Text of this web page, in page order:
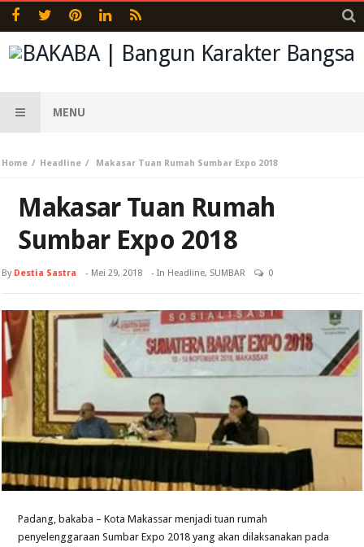
MENU
Home Headline Makasar Tuan Rumah Sumbar Expo 2018
Makasar Tuan Rumah
Sumbar Expo 2018
By Destia Sastra - Mei 29, 2018 - In Headline, SUMBAR 0
Padang, bakaba – Kota Makassar menjadi tuan rumah
penyelenggaraan Sumbar Expo 2018 yang akan dilaksanakan pada